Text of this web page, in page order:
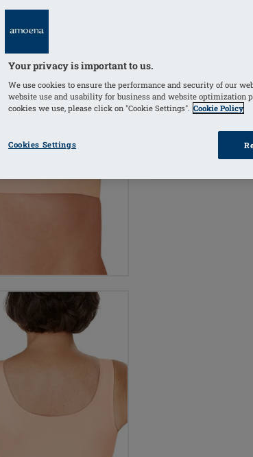
KUP W
Your privacy is important to us.
We use cookies to ensure the performance and security of our
website use and usability for business and website optimization
cookies we use, please click on "Cookie Settings". Cookie Policy
Cookies Settings